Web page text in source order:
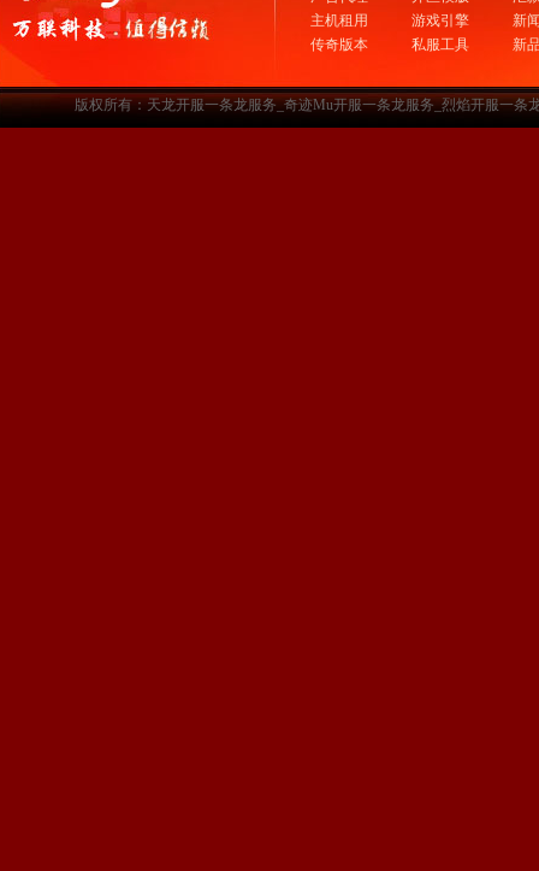
主机租用
传奇版本
游戏引擎
私服工具
新
新
版权所有：天龙开服一条龙服务_奇迹Mu开服一条龙服务_烈焰开服一条